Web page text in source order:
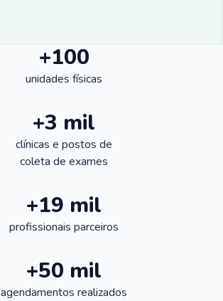
+100
unidades físicas
+3 mil
clínicas e postos de
coleta de exames
+19 mil
profissionais parceiros
+50 mil
agendamentos realizados